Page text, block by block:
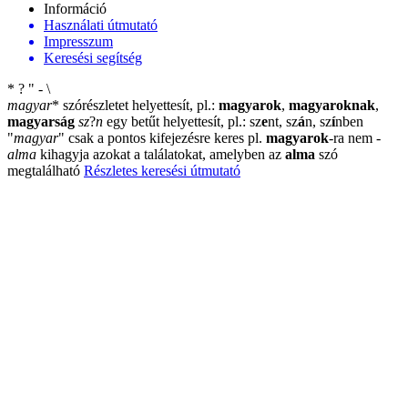
Információ
Használati útmutató
Impresszum
Keresési segítség
* ? " - \
magyar* szórészletet helyettesít, pl.: magyarok, magyaroknak,
magyarság sz?n egy betűt helyettesít, pl.: szent, szán, színben
"magyar" csak a pontos kifejezésre keres pl. magyarok-ra nem -
alma kihagyja azokat a találatokat, amelyben az alma szó
megtalálható Részletes keresési útmutató